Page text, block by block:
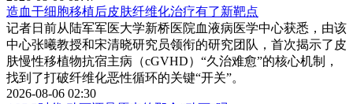
造血干细胞移植后皮肤纤维化治疗有了新靶点
记者日前从陆军军医大学新桥医院血液病医学中心获悉，由该
中心张曦教授和宋清晓研究员领衔的研究团队，首次揭示了皮
肤慢性移植物抗宿主病（cGVHD）“久治难愈”的核心机制，
找到了打破纤维化恶性循环的关键“开关”。
2026-08-06 02:30